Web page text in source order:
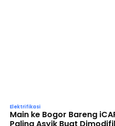
Elektrifikasi
Main ke Bogor Bareng